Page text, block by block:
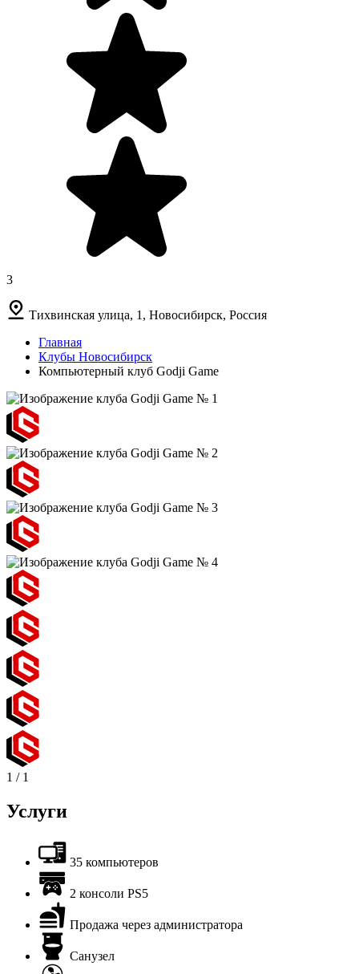
3
Тихвинская улица, 1, Новосибирск, Россия
Главная
Клубы Новосибирск
Компьютерный клуб Godji Game
1 / 1
Услуги
35 компьютеров
2 консоли PS5
Продажа через администратора
Санузел